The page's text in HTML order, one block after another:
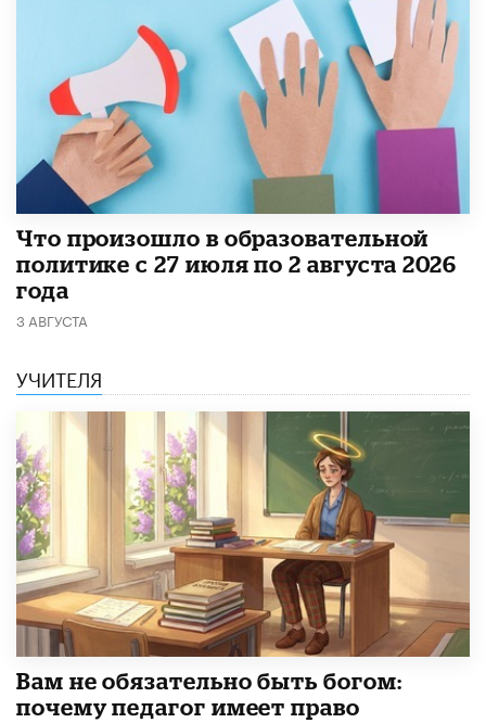
​Что произошло в образовательной
политике с 27 июля по 2 августа 2026
года
3 АВГУСТА
УЧИТЕЛЯ
​Вам не обязательно быть богом:
почему педагог имеет право